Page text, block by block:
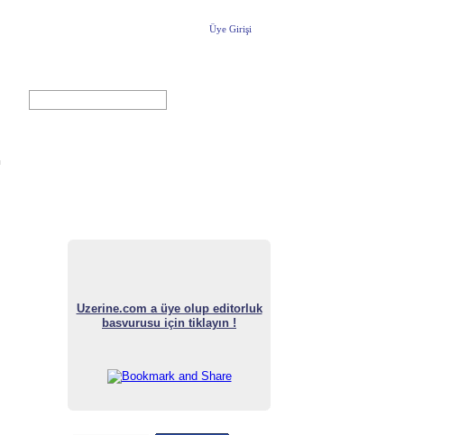
Üye Girişi
Uzerine.com a üye olup editorluk
basvurusu için tiklayın !